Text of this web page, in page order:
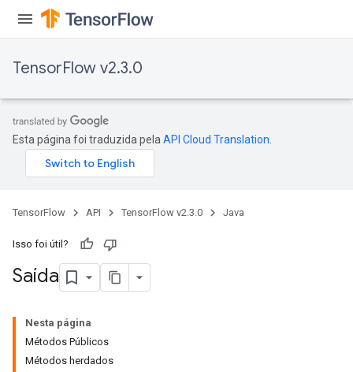
TensorFlow v2.3.0
Esta página foi traduzida pela API Cloud Translation
TensorFlow API TensorFlow v2.3.0 Java
Isso foi útil?
Saída
Nesta página
Métodos Públicos
Métodos herdados